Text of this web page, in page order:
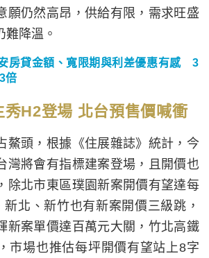
願仍然高昂，供給有限，需求旺盛
難降溫。
房貸金額、寬限期與利差優惠有感 3
倍
H2登場 北台預售價喊衝
鰲頭，根據《住展雜誌》統計，今
灣將會有指標建案登場，且開價也
除北市東區璞園新案開價有望達每
北、新竹也有新案開價三級跳，
新案單價達百萬元大關，竹北高鐵
市場也推估每坪開價有望站上8字